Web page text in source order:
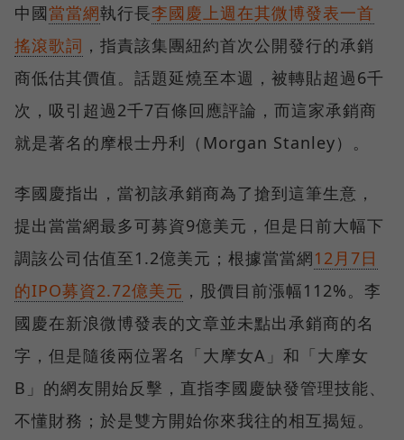
中國當當網執行長李國慶上週在其微博發表一首
搖滾歌詞 ，指責該集團紐約首次公開發行的承銷
商低估其價值。話題延燒至本週，被轉貼超過6千
次，吸引超過2千7百條回應評論，而這家承銷商
就是著名的摩根士丹利（Morgan Stanley）。
李國慶指出，當初該承銷商為了搶到這筆生意，
提出當當網最多可募資9億美元，但是日前大幅下
調該公司估值至1.2億美元；根據當當網12月7日
的IPO募資2.72億美元 ，股價目前漲幅112%。李
國慶在新浪微博發表的文章並未點出承銷商的名
字，但是隨後兩位署名「大摩女A」和「大摩女
B」的網友開始反擊，直指李國慶缺發管理技能、
不懂財務；於是雙方開始你來我往的相互揭短。